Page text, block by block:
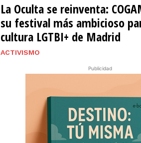
La Oculta se reinventa:
su festival más ambicioso
cultura LGTBI+ de Madrid
ACTIVISMO
Publicidad